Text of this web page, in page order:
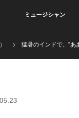
ミュージシャン
猛暑のインドで、”あ